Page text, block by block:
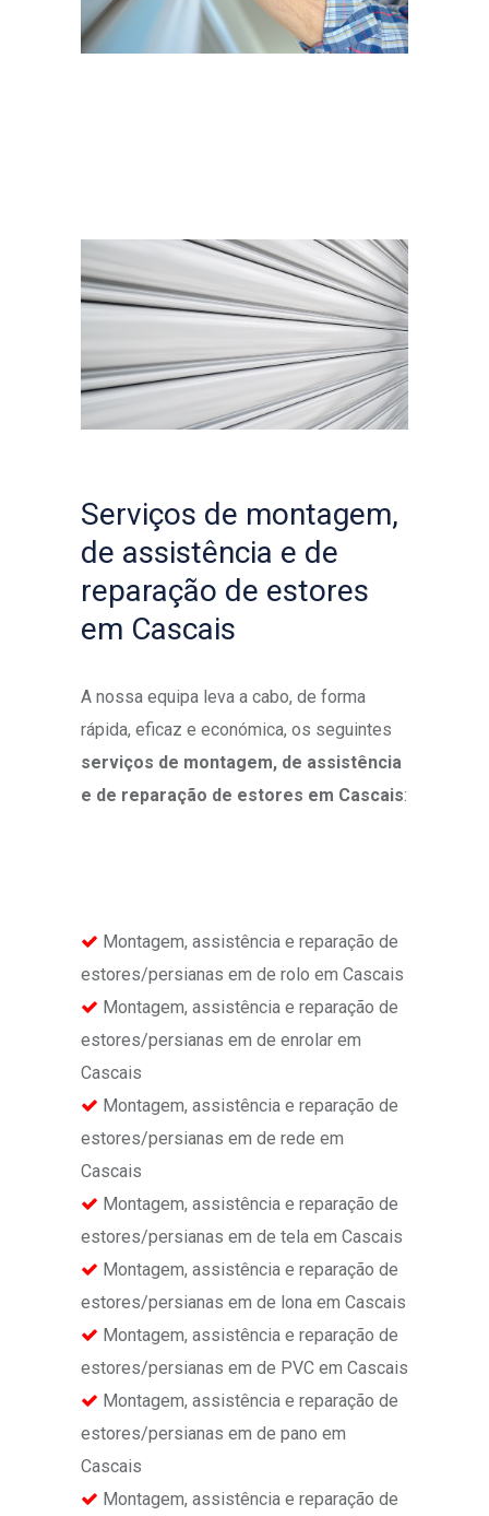
Serviços de montagem,
de assistência e de
reparação de estores
em Cascais
A nossa equipa leva a cabo, de forma
rápida, eficaz e económica, os seguintes
serviços de montagem, de assistência
e de reparação de estores em Cascais:
Montagem, assistência e reparação de
estores/persianas em de rolo em Cascais
Montagem, assistência e reparação de
estores/persianas em de enrolar em
Cascais
Montagem, assistência e reparação de
estores/persianas em de rede em
Cascais
Montagem, assistência e reparação de
estores/persianas em de tela em Cascais
Montagem, assistência e reparação de
estores/persianas em de lona em Cascais
Montagem, assistência e reparação de
estores/persianas em de PVC em Cascais
Montagem, assistência e reparação de
estores/persianas em de pano em
Cascais
Montagem, assistência e reparação de